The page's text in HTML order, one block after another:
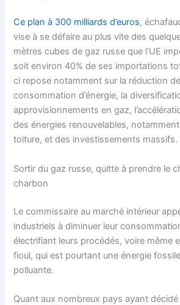
Ce plan à 300 milliards d’euros,
vise à se défaire au plus vite des
mètres cubes de gaz russe que l’UE
soit environ 40% de ses importations
ci repose notamment sur la réduction
consommation d’énergie, la
approvisionnements en gaz,
des énergies renouvelables,
toiture, et des investissements massifs.
Sortir du gaz russe, quitte à prendre le
charbon
Le commissaire au marché intérieur
industriels à diminuer leur
électrifiant leurs procédés, voire même
fioul, qui est pourtant une énergie
polluante.
Quant aux nombreux pays ayant